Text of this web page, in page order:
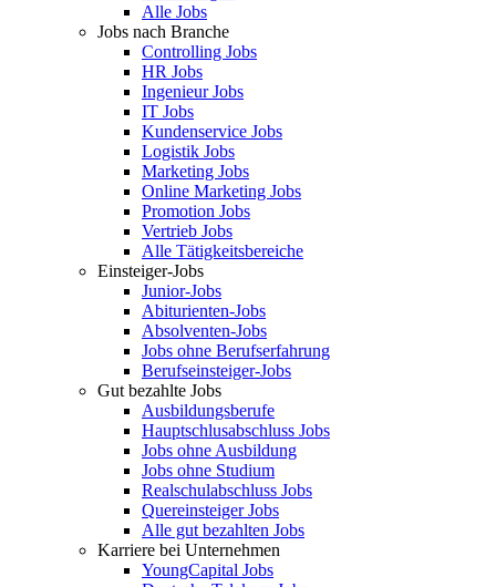
Alle Jobs
Jobs nach Branche
Controlling Jobs
HR Jobs
Ingenieur Jobs
IT Jobs
Kundenservice Jobs
Logistik Jobs
Marketing Jobs
Online Marketing Jobs
Promotion Jobs
Vertrieb Jobs
Alle Tätigkeitsbereiche
Einsteiger-Jobs
Junior-Jobs
Abiturienten-Jobs
Absolventen-Jobs
Jobs ohne Berufserfahrung
Berufseinsteiger-Jobs
Gut bezahlte Jobs
Ausbildungsberufe
Hauptschlusabschluss Jobs
Jobs ohne Ausbildung
Jobs ohne Studium
Realschulabschluss Jobs
Quereinsteiger Jobs
Alle gut bezahlten Jobs
Karriere bei Unternehmen
YoungCapital Jobs